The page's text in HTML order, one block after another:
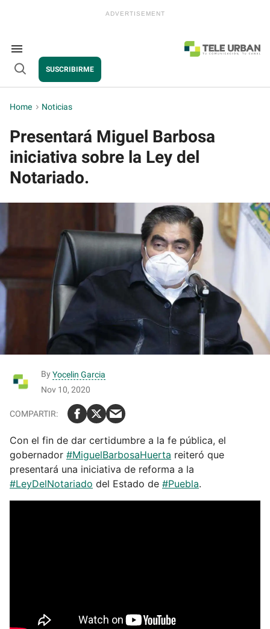
Search
&
Section
Navigation
Open
SUSCRIBIRME
Home > Noticias
Presentará Miguel Barbosa
iniciativa sobre la Ley del
Notariado.
By Yocelin Garcia
Nov 10, 2020
Con el fin de dar certidumbre a la fe pública, el
gobernador #MiguelBarbosaHuerta reiteró que
presentará una iniciativa de reforma a la
#LeyDelNotariado del Estado de #Puebla.